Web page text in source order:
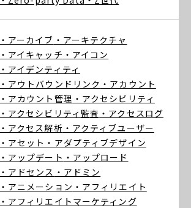
・アーカイブ ・アーキテクチャ
・アイキャッチ ・アイコン
・アイデンティティ
・アウトバウンドリンク ・アカウント
・アカウント管理 ・アクセシビリティ
・アクセシビリティ監査 ・アクセスログ
・アクセス解析 ・アクティブユーザー
・アセット ・アダプティブデザイン
・アップデート ・アップロード
・アドセンス ・アドミン
・アニメーション ・アフィリエイト
・アフィリエイトマーケティング